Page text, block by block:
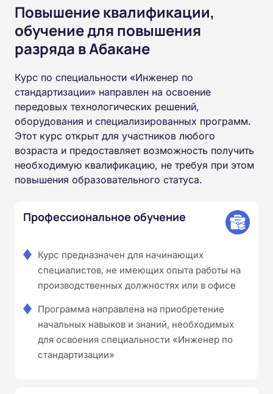
Повышение квалификации,
обучение для повышения
разряда в Абакане
Курс по специальности «Инженер по
стандартизации» направлен на освоение
передовых технологических решений,
оборудования и специализированных программ.
Этот курс открыт для участников любого
возраста и предоставляет возможность получить
необходимую квалификацию, не требуя при этом
повышения образовательного статуса.
Профессиональное обучение
Курс предназначен для начинающих
специалистов, не имеющих опыта работы на
производственных должностях или в офисе
Программа направлена на приобретение
начальных навыков и знаний, необходимых
для освоения специальности «Инженер по
стандартизации»